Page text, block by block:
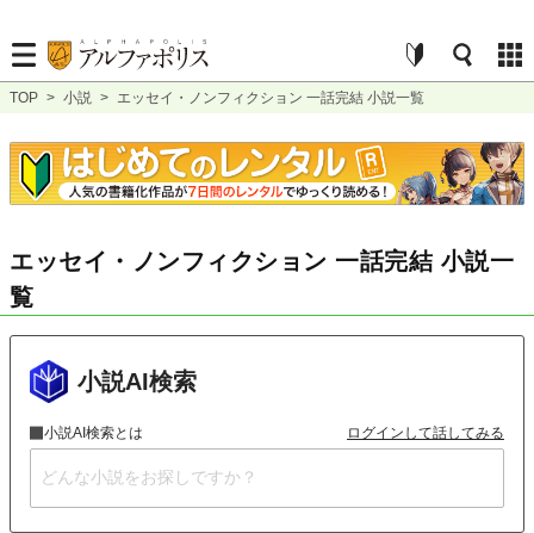
TOP > 小説 > エッセイ・ノンフィクション 一話完結 小説一覧
エッセイ・ノンフィクション 一話完結 小説一
覧
小説AI検索
小説AI検索とは ログインして話してみる